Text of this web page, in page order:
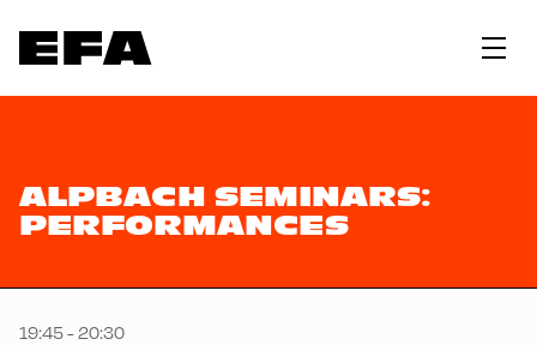
ALPBACH SEMINARS:
PERFORMANCES
19:45 - 20:30